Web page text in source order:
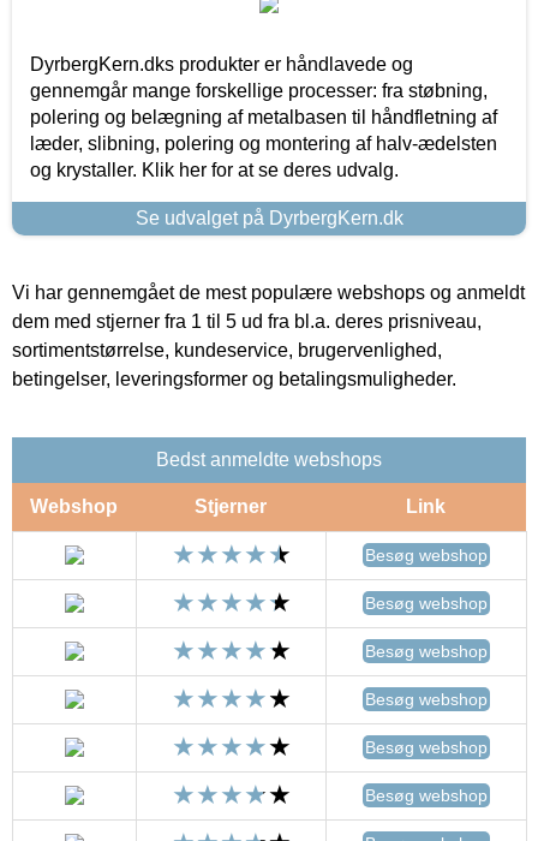
DyrbergKern.dks produkter er håndlavede og
gennemgår mange forskellige processer: fra støbning,
polering og belægning af metalbasen til håndfletning af
læder, slibning, polering og montering af halv-ædelsten
og krystaller. Klik her for at se deres udvalg.
Se udvalget på DyrbergKern.dk
Vi har gennemgået de mest populære webshops og anmeldt
dem med stjerner fra 1 til 5 ud fra bl.a. deres prisniveau,
sortimentstørrelse, kundeservice, brugervenlighed,
betingelser, leveringsformer og betalingsmuligheder.
Bedst anmeldte webshops
Webshop Stjerner Link
Besøg webshop
Besøg webshop
Besøg webshop
Besøg webshop
Besøg webshop
Besøg webshop